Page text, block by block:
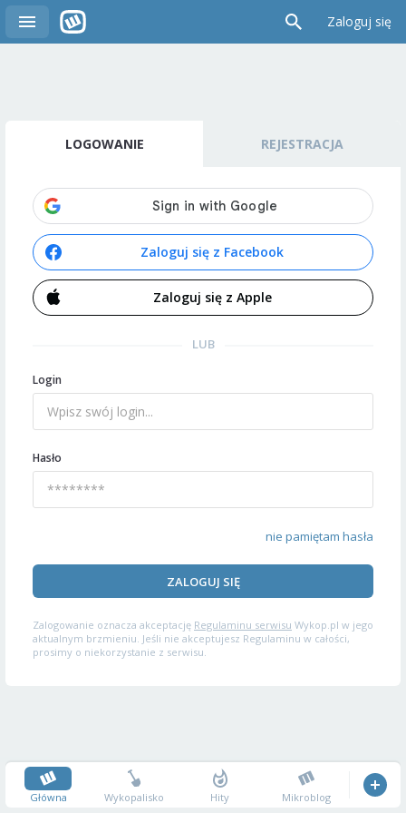
Zaloguj się
LOGOWANIE REJESTRACJA
Zaloguj się z Facebook
Zaloguj się z Apple
LUB
Login
Hasło
nie pamiętam hasła
ZALOGUJ SIĘ
Zalogowanie oznacza akceptację Regulaminu serwisu Wykop.pl w jego
aktualnym brzmieniu. Jeśli nie akceptujesz Regulaminu w całości,
prosimy o niekorzystanie z serwisu.
Główna Wykopalisko Hity Mikroblog